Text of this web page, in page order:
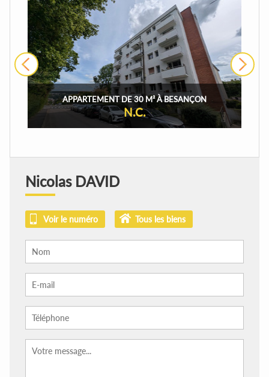
APPARTEMENT DE 30 M² À BESANÇON
N.C.
Nicolas DAVID
Voir le numéro Tous les biens